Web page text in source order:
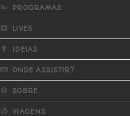
PROGRAMAS
LIVES
IDEIAS
ONDE ASSISTIR?
SOBRE
VIAGENS